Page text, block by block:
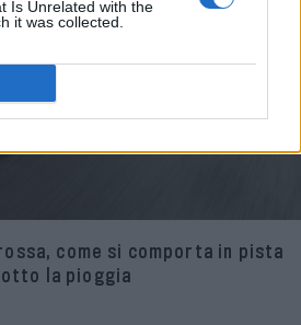
Is Unrelated with the
it was collected.
come si comporta in pista
la pioggia